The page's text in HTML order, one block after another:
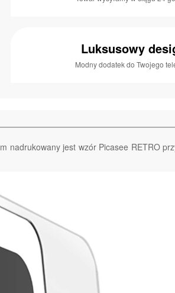
Luksusowy
Modny dodatek do Twojego
nadrukowany jest wzór Picasee RETRO